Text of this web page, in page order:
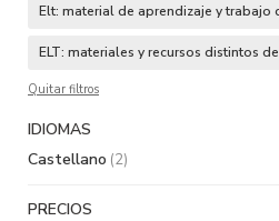
Elt: material de aprendizaje y trabajo
ELT: materiales y recursos distintos
Quitar filtros
IDIOMAS
Castellano (2)
PRECIOS